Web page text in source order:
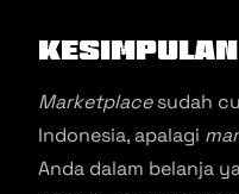
Kesimpulan
Marketplacesudah
Indonesia, apalagi
Anda dalam belanja